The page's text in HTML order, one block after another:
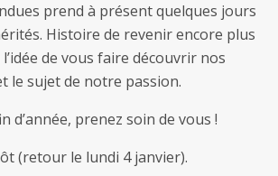
prend à présent quelques jours
Histoire de revenir encore plus
de vous faire découvrir nos
le sujet de notre passion.
d’année, prenez soin de vous !
(retour le lundi 4 janvier).